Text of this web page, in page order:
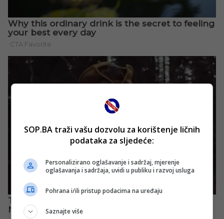
SOP.BA traži vašu dozvolu za korištenje ličnih
podataka za sljedeće:
Personalizirano oglašavanje i sadržaj, mjerenje
oglašavanja i sadržaja, uvidi u publiku i razvoj usluga
Pohrana i/ili pristup podacima na uređaju
Saznajte više